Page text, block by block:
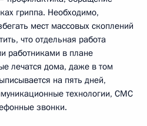
гриппа. Необходимо,
мест массовых скоплений
что отдельная работа
работниками в плане
лечатся дома, даже в том
на пять дней,
технологии, СМС
звонки.